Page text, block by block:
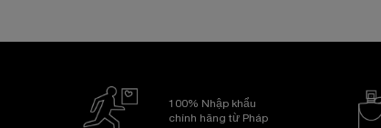
100% Nhập khẩu
chính hãng từ Pháp